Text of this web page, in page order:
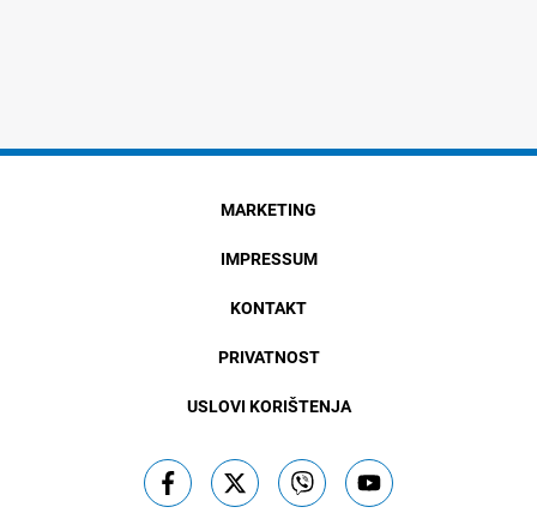
MARKETING
IMPRESSUM
KONTAKT
PRIVATNOST
USLOVI KORIŠTENJA